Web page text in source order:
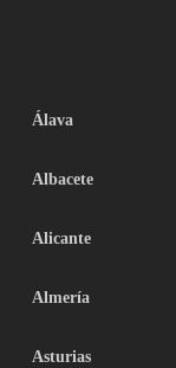
Álava
Albacete
Alicante
Almería
Asturias